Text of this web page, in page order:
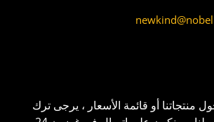
منتجاتنا أو قائمة الأسعار ، يرجى ترك